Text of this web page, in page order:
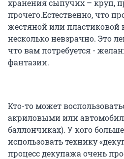
хранения сыпучих – круп,
прочего.Естественно, что
жестяной или
несколько невзрачно. Это
что вам потребуется -
фантазии.
Кто-то может
акриловыми или
баллончиках). У кого
использовать технику
процесс декупажа очень